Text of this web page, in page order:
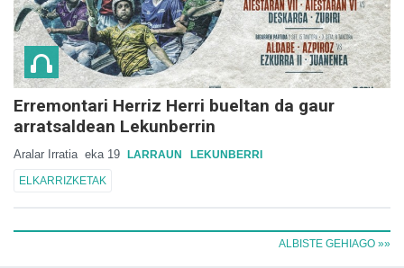
Erremontari Herriz Herri bueltan da gaur
arratsaldean Lekunberrin
Aralar Irratia eka 19 LARRAUN LEKUNBERRI
ELKARRIZKETAK
ALBISTE GEHIAGO »»